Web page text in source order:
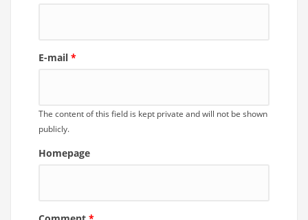
E-mail *
The content of this field is kept private and will not be shown
publicly.
Homepage